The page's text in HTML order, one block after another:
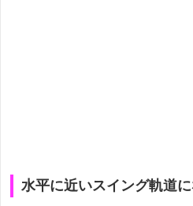
水平に近いスイング軌道